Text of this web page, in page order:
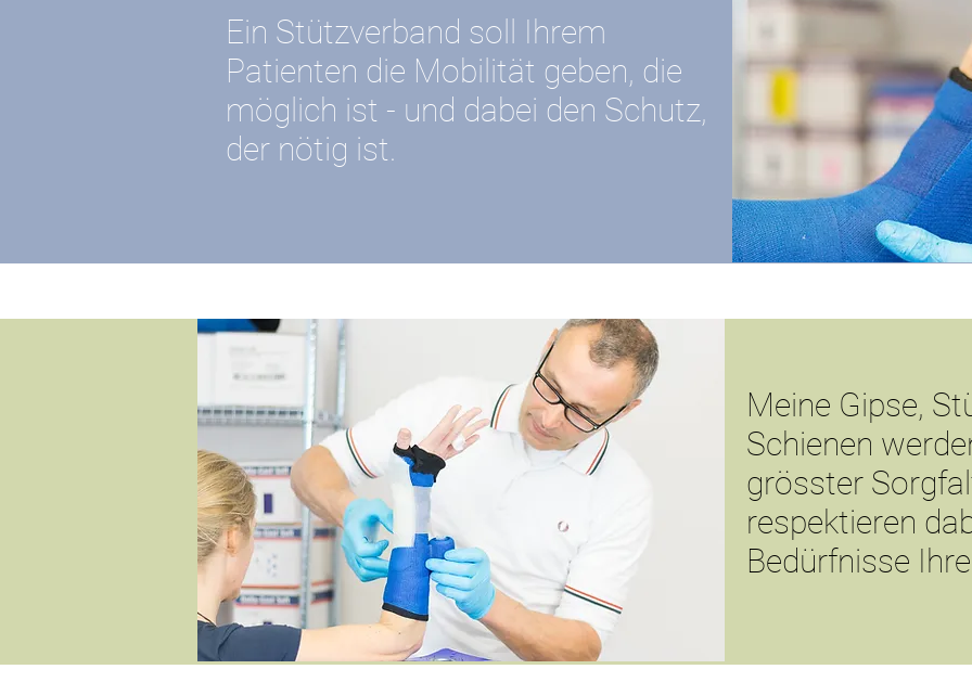
Ein Stützverband soll Ihrem
Patienten die Mobilität geben, die
möglich ist - und dabei den Schutz,
der nötig ist.
Meine Gipse,
Schienen
grösster
respektieren
Bedürfnisse